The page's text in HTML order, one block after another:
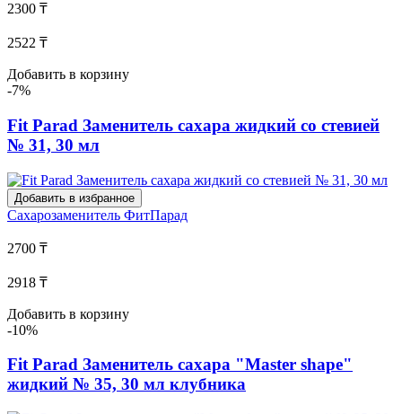
2300 ₸
2522 ₸
Добавить в корзину
-7%
Fit Parad Заменитель сахара жидкий со стевией
№ 31, 30 мл
Добавить в избранное
Сахарозаменитель ФитПарад
2700 ₸
2918 ₸
Добавить в корзину
-10%
Fit Parad Заменитель сахара "Master shape"
жидкий № 35, 30 мл клубника